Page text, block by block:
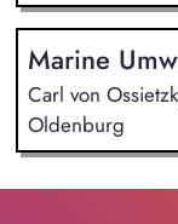
Marine
Carl von
Oldenburg